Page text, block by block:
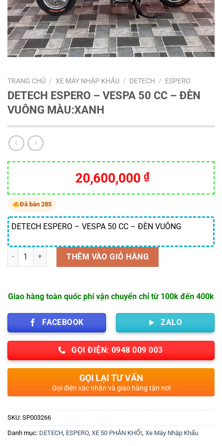
TRANG CHỦ / XE MÁY NHẬP KHẨU / DETECH / ESPERO
DETECH ESPERO – VESPA 50 CC – ĐÈN
VUÔNG MÀU:XANH
20,600,000 ₫
Đã bán 285
DETECH ESPERO – VESPA 50 CC – ĐÈN VUÔNG
Số lượng THÊM VÀO GIỎ HÀNG
Giao hàng toàn quốc phí vận chuyển chỉ từ 100k đến 400k
FACEBOOK ZALO
GỌI ĐIỆN: 0948 009 003
GỌI LẠI TƯ VẤN
Gọi điện xác nhận và giao hàng tận nơi
SKU: SP003266
Danh mục: DETECH, ESPERO, XE 50 PHÂN KHỐI, Xe Máy Nhập Khẩu